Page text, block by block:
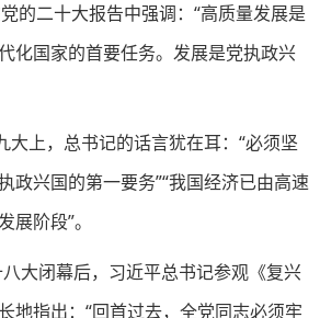
的二十大报告中强调：“高质量发展是
化国家的首要任务。发展是党执政兴
大上，总书记的话言犹在耳：“必须坚
政兴国的第一要务”“我国经济已由高速
展阶段”。
大闭幕后，习近平总书记参观《复兴
地指出：“回首过去，全党同志必须牢